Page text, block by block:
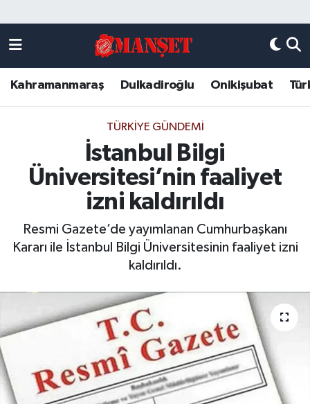
Kahramanmaraş Dulkadiroğlu Onikişubat
TÜRKIYE GÜNDEMI
İstanbul Bilgi
Üniversitesi’nin faaliyet
izni kaldırıldı
Resmi Gazete’de yayımlanan Cumhurbaşkanı
Kararı ile İstanbul Bilgi Üniversitesinin faaliyet izni
kaldırıldı.
DULKADİROĞLU
KAHRAMANMARAŞ
ONİKİŞUBAT
ÖZEL HABER
Künye
Kahramanmaraş Nöbetçi Eczaneler
Kahramanmaraş Hava Durumu
Kahramanmaraş Trafik Yoğunluk Haritası
Süper Lig Puan Durumu ve Fikstür
Tüm Manşetler
Son Dakika Haberleri